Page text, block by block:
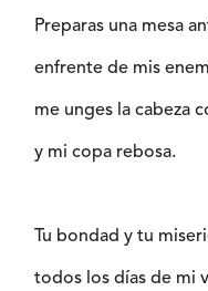
Preparas una mesa
enfrente de mis
me unges la cabeza
y mi copa rebosa.
Tu bondad y tu
todos los días de mi